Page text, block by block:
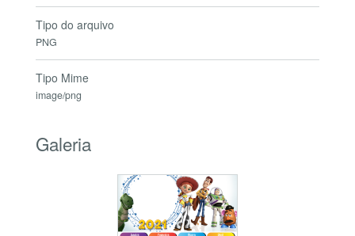
Tipo do arquivo
PNG
Tipo Mime
image/png
Galeria